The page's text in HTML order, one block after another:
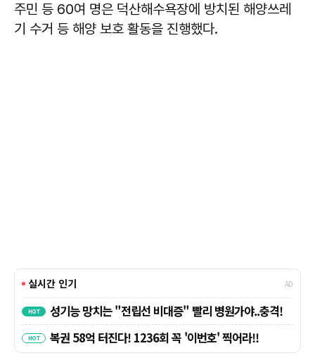
주민 등 60여 명은 덕산해수욕장에 방치된 해양쓰레
기 수거 등 해양 보호 활동을 진행했다.